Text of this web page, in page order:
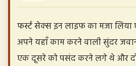
फर्स्ट सेक्स इन लाइफ का मजा
अपने यहाँ काम करने वाली सुंदर
एक दूसरे को पसंद करने लगे थे और